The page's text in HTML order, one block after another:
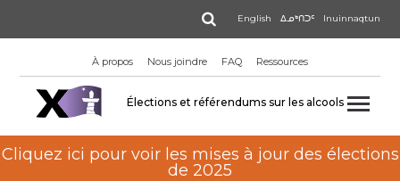
English ᐃᓄᒃᑎᑐᑦ Inuinnaqtun
Rechercher
À propos Nous joindre FAQ Ressources
Élections et référendums sur les alcools
Cliquez ici pour voir les mises à jour des élections
de 2025